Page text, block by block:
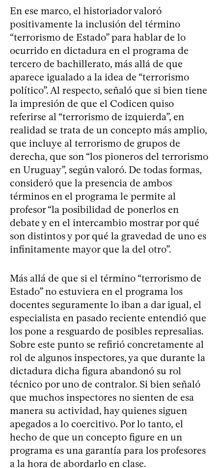
En ese marco, el historiador valoró
positivamente la inclusión del término
“terrorismo de Estado” para hablar de lo
ocurrido en dictadura en el programa de
tercero de bachillerato, más allá de que
aparece igualado a la idea de “terrorismo
político”. Al respecto, señaló que si bien tiene
la impresión de que el Codicen quiso
referirse al “terrorismo de izquierda”, en
realidad se trata de un concepto más amplio,
que incluye al terrorismo de grupos de
derecha, que son “los pioneros del terrorismo
en Uruguay”, según valoró. De todas formas,
consideró que la presencia de ambos
términos en el programa le permite al
profesor “la posibilidad de ponerlos en
debate y en el intercambio mostrar por qué
son distintos y por qué la gravedad de uno es
infinitamente mayor que la del otro”.
Más allá de que si el término “terrorismo de
Estado” no estuviera en el programa los
docentes seguramente lo iban a dar igual, el
especialista en pasado reciente entendió que
los pone a resguardo de posibles represalias.
Sobre este punto se refirió concretamente al
rol de algunos inspectores, ya que durante la
dictadura dicha figura abandonó su rol
técnico por uno de contralor. Si bien señaló
que muchos inspectores no sienten de esa
manera su actividad, hay quienes siguen
apegados a lo coercitivo. Por lo tanto, el
hecho de que un concepto figure en un
programa es una garantía para los profesores
a la hora de abordarlo en clase.